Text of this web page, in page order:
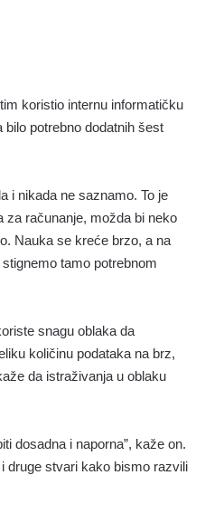
koristio internu informatičku
potrebno dodatnih šest
i nikada ne saznamo. To je
za računanje, možda bi neko
Nauka se kreće brzo, a na
tamo potrebnom
snagu oblaka da
količinu podataka na brz,
da istraživanja u oblaku
dosadna i naporna”, kaže on.
druge stvari kako bismo razvili